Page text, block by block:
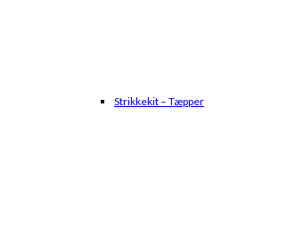
Strikkekit – Tæpper